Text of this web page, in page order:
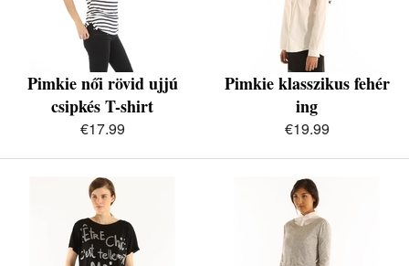
Pimkie női rövid ujjú
csipkés T-shirt
€17.99
Pimkie klasszikus fehér
ing
€19.99